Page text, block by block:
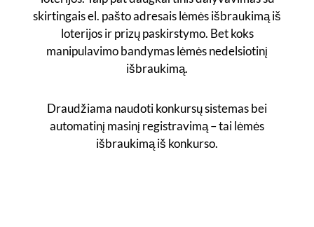
skirtingais el. pašto adresais lėmės išbraukimą iš
loterijos ir prizų paskirstymo. Bet koks
manipulavimo bandymas lėmės nedelsiotinį
išbraukimą.
Draudžiama naudoti konkursų sistemas bei
automatinį masinį registravimą – tai lėmės
išbraukimą iš konkurso.